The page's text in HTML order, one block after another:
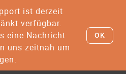
ist derzeit
verfügbar.
eine Nachricht
uns zeitnah um
OK